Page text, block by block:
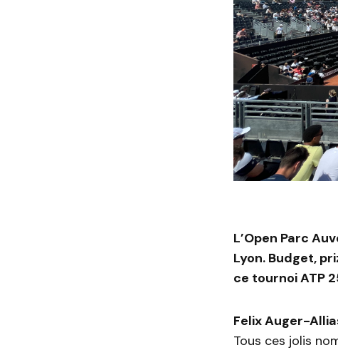
L’Open Parc
Lyon. Budget,
ce tournoi ATP
Felix Auger-
Tous ces jolis